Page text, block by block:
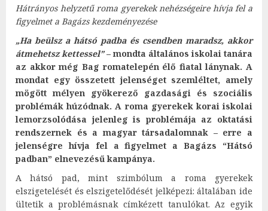
Hátrányos helyzetű roma gyerekek nehézségeire hívja fel a
figyelmet a Bagázs kezdeményezése
„Ha beülsz a hátsó padba és csendben maradsz, akkor
átmehetsz kettessel”– mondta általános iskolai tanára
az akkor még Bag romatelepén élő fiatal lánynak. A
mondat egy összetett jelenséget szemléltet, amely
mögött mélyen gyökerező gazdasági és szociális
problémák húzódnak. A roma gyerekek korai iskolai
lemorzsolódása jelenleg is problémája az oktatási
rendszernek és a magyar társadalomnak – erre a
jelenségre hívja fel a figyelmet a Bagázs “Hátsó
padban” elnevezésű kampánya.
A hátsó pad, mint szimbólum a roma gyerekek
elszigetelését és elszigetelődését jelképezi: általában ide
ültetik a problémásnak címkézett tanulókat. Az egyik